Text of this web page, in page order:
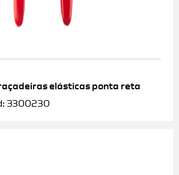
elásticas ponta reta
3300230